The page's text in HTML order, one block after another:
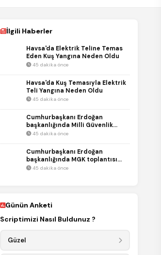
İlgili Haberler
Havsa'da Elektrik Teline Temas
Eden Kuş Yangına Neden Oldu
45 dakika önce
Havsa'da Kuş Temasıyla Elektrik
Teli Yangına Neden Oldu
45 dakika önce
Cumhurbaşkanı Erdoğan
başkanlığında Milli Güvenlik
Kurulu toplandı
45 dakika önce
Cumhurbaşkanı Erdoğan
başkanlığında MGK toplantısı
gerçekleştirildi
45 dakika önce
Günün Anketi
Scriptimizi Nasıl Buldunuz ?
Güzel